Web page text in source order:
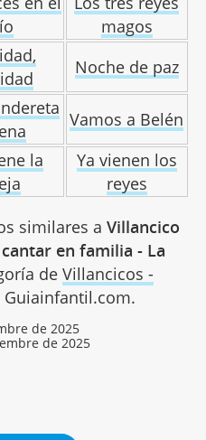
magos
Noche de paz
Vamos a Belén
la
Ya vienen los
reyes
similares a Villancico
en familia - La
de Villancicos -
Guiainfantil.com.
de 2025
de 2025